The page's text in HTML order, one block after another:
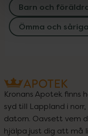
Barn och
Ömma och
Kronans Apotek finns
syd till Lappland i
datorn. Oavsett vem
hjälpa just dig att må